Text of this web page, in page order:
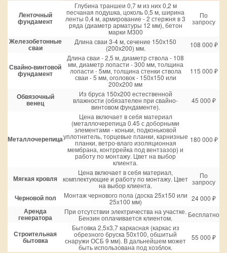
Ленточный
фундамент
Глубина траншеи 0,7 м из них 0,2 м
песчаная подушка, цоколь 0,5 м, ширина
ленты 0,4 м, армирование - 2 стержня в 3
ряда (диаметр арматуры 12 мм), бетон
марки М300
По
запросу
Железобетонные
сваи
Длина сваи 3-4 м, сечение 150х150
(200х200) мм. 108 000 ₽
Свайно-винтовой
фундамент
Длина сваи - 2,5 м, диаметр ствола - 108
мм, диаметр лопасти - 300 мм, толщина
лопасти - 5мм, толщина стенки ствола
сваи - 5 мм, оголовок - 150х150 или
200х200 мм
115 000 ₽
Обвязочный
венец
Из бруса 150х200 естественной
влажности (обязателен при свайно-
винтовом фундаменте).
45 000 ₽
Металлочерепица
Цена включает в себя материал
(металлочерепица 0.45 с доборными
элементами - коньки, подконьковой
уплотнитель, торцевые планки, карнизные
планки, ветро-влаго изоляционная
мембрана, контррейка под вентзазор) и
работу по монтажу. Цвет на выбор
клиента.
180 000 ₽
Мягкая кровля
Цена включает в себя материал,
комплектующие и работу по монтажу. Цвет
на выбор клиента.
По
запросу
Черновой пол Монтаж чернового пола (доска 25х150 или
25х100 мм) 24 000 ₽
Аренда
генератора
При отсутствии электричества на участке.
Бензин оплачивается клиентом. Бесплатно
Строительная
бытовка
Бытовка 2,5х3,7 каркасная (каркас из
обрезного бруска 50х100, обшитый
снаружи ОСБ 9 мм). В дальнейшем может
быть использована под хозблок.
55 000 ₽